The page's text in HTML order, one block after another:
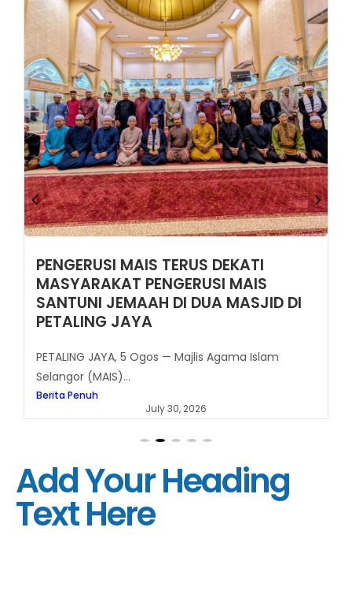
PENGERUSI MAIS TERUS DEKATI
MASYARAKAT PENGERUSI MAIS
SANTUNI JEMAAH DI DUA MASJID DI
PETALING JAYA
PETALING JAYA, 5 Ogos — Majlis Agama Islam
Selangor (MAIS)...
Berita Penuh
July 30, 2026
Add Your Heading
Text Here